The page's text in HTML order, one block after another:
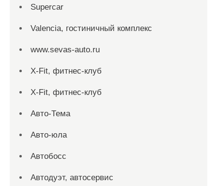
Supercar
Valencia, гостиничный комплекс
www.sevas-auto.ru
X-Fit, фитнес-клуб
X-Fit, фитнес-клуб
Авто-Тема
Авто-юла
Автобосс
Автодуэт, автосервис